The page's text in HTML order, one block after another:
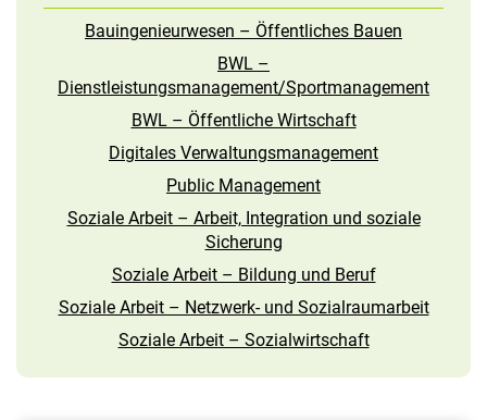
Bauingenieurwesen – Öffentliches Bauen
BWL –
Dienstleistungsmanagement/Sportmanagement
BWL – Öffentliche Wirtschaft
Digitales Verwaltungsmanagement
Public Management
Soziale Arbeit – Arbeit, Integration und soziale
Sicherung
Soziale Arbeit – Bildung und Beruf
Soziale Arbeit – Netzwerk- und Sozialraumarbeit
Soziale Arbeit – Sozialwirtschaft